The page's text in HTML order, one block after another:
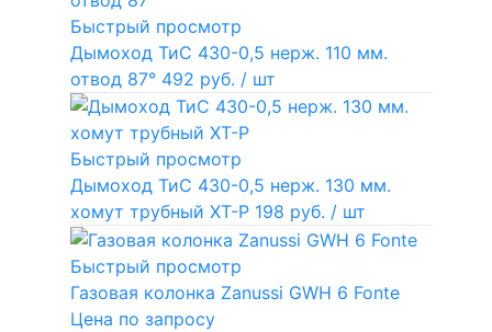
Быстрый просмотр
Дымоход ТиС 430-0,5 нерж. 110 мм.
отвод 87° 492 руб. / шт
Быстрый просмотр
Дымоход ТиС 430-0,5 нерж. 130 мм.
хомут трубный ХТ-Р 198 руб. / шт
Быстрый просмотр
Газовая колонка Zanussi GWH 6 Fonte
Цена по запросу